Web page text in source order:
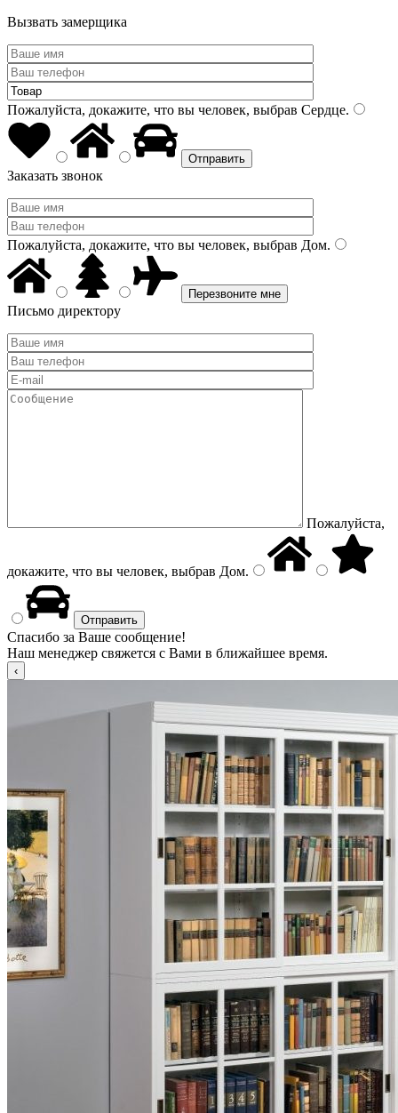
Вызвать замерщика
Пожалуйста, докажите, что вы человек, выбрав Сердце.
Заказать звонок
Пожалуйста, докажите, что вы человек, выбрав Дом.
Письмо директору
Пожалуйста,
докажите, что вы человек, выбрав Дом.
Спасибо за Ваше сообщение!
Наш менеджер свяжется с Вами в ближайшее время.